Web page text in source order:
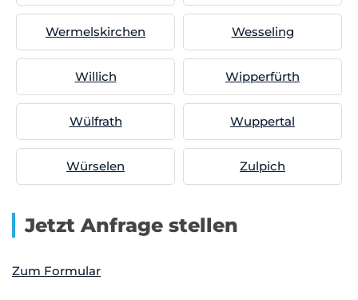
Wermelskirchen Wesseling
Willich Wipperfürth
Wülfrath Wuppertal
Würselen Zulpich
Jetzt Anfrage stellen
Zum Formular